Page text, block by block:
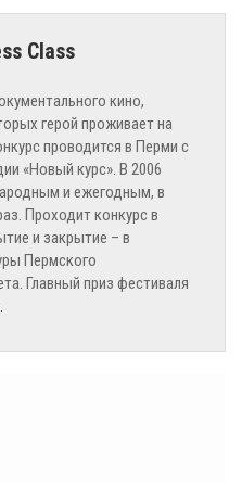
кино,
герой проживает на
проводится в Перми с
«Новый курс». В 2006
и ежегодным, в
Проходит конкурс в
и закрытие – в
Пермского
Главный приз фестиваля